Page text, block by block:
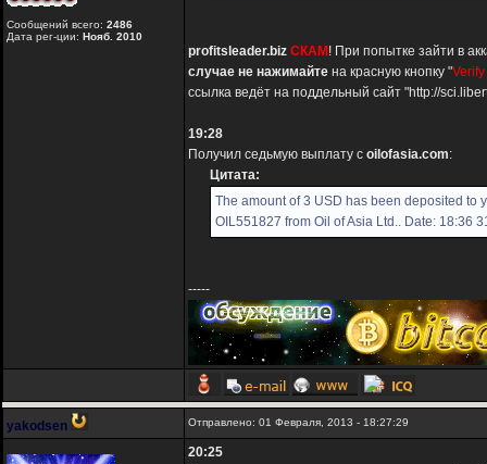
Сообщений всего: 2486
Дата рег-ции: Нояб. 2010
profitsleader.biz СКАМ ! При попытке зайти в
случае не нажимайте на красную кнопку "
ссылка ведёт на поддельный сайт "http://
19:28
Получил седьмую выплату с oilofasia.com:
Цитата:
The amount of 3 USD has been deposited to
OIL551827 from Oil of Asia Ltd.. Date: 18:36
-----
yakodsen Отправлено: 01 Февраля, 2013 - 18:27:29
20:25